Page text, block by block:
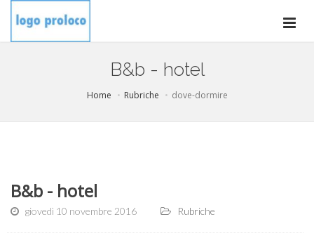
B&b - hotel
Home Rubriche dove-dormire
B&b - hotel
giovedì 10 novembre 2016 Rubriche